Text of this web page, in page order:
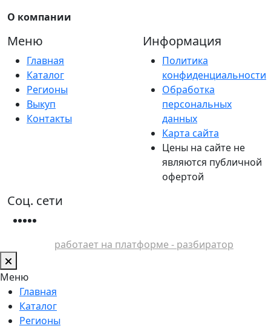
О компании
Меню
Главная
Каталог
Регионы
Выкуп
Контакты
Информация
Политика
конфиденциальности
Обработка
персональных
данных
Карта сайта
Цены на сайте не
являются публичной
офертой
Соц. сети
работает на платформе - разбиратор
Меню
Главная
Каталог
Регионы